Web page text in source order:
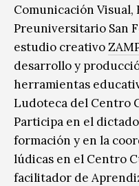
Comunicación Visual,
Preuniversitario San
estudio creativo
desarrollo y
herramientas
Ludoteca del Centro
Participa en el
formación y en la
lúdicas en el Centro
facilitador de